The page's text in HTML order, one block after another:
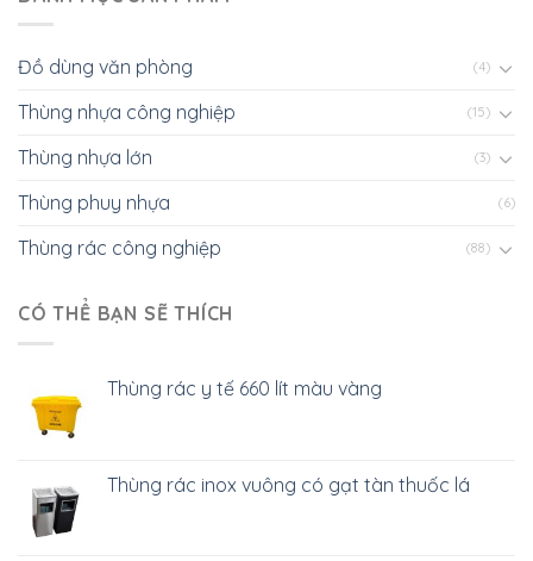
Đồ dùng văn phòng (4)
Thùng nhựa công nghiệp (15)
Thùng nhựa lớn (3)
Thùng phuy nhựa (6)
Thùng rác công nghiệp (88)
CÓ THỂ BẠN SẼ THÍCH
Thùng rác y tế 660 lít màu vàng
Thùng rác inox vuông có gạt tàn thuốc lá